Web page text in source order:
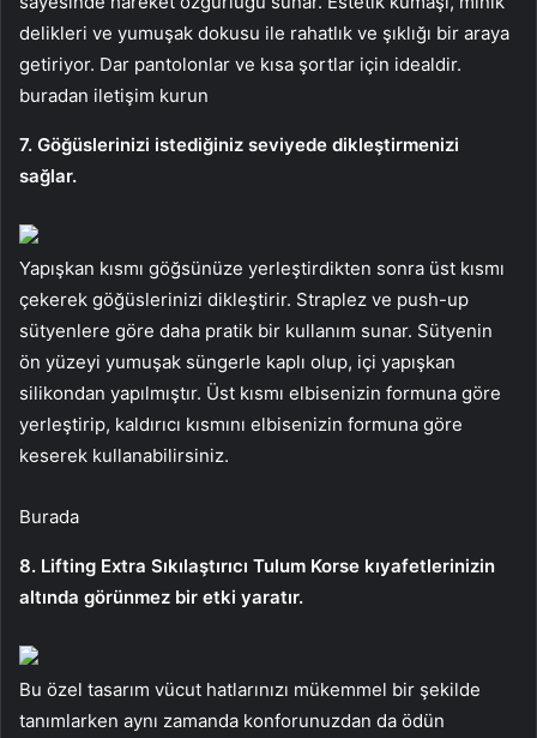
delikleri ve yumuşak dokusu ile rahatlık ve şıklığı bir araya
getiriyor. Dar pantolonlar ve kısa şortlar için idealdir.
buradan iletişim kurun
7. Göğüslerinizi istediğiniz seviyede dikleştirmenizi
sağlar.
Yapışkan kısmı göğsünüze yerleştirdikten sonra üst kısmı
çekerek göğüslerinizi dikleştirir. Straplez ve push-up
sütyenlere göre daha pratik bir kullanım sunar. Sütyenin
ön yüzeyi yumuşak süngerle kaplı olup, içi yapışkan
silikondan yapılmıştır. Üst kısmı elbisenizin formuna göre
yerleştirip, kaldırıcı kısmını elbisenizin formuna göre
keserek kullanabilirsiniz.
Burada
8. Lifting Extra Sıkılaştırıcı Tulum Korse kıyafetlerinizin
altında görünmez bir etki yaratır.
Bu özel tasarım vücut hatlarınızı mükemmel bir şekilde
tanımlarken aynı zamanda konforunuzdan da ödün